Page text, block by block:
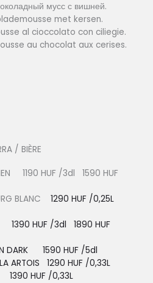
мусс с вишней.
met kersen.
al cioccolato con ciliegie.
au chocolat aux cerises.
/ BIÈRE
1190 HUF /3dl 1590 HUF
BLANC 1290 HUF /0,25L
1390 HUF /3dl 1890 HUF
DARK 1590 HUF /5dl
ARTOIS 1290 HUF /0,33L
1390 HUF /0,33L